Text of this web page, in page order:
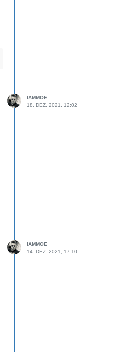
IAMMOE
18. DEZ. 2021, 12:02
IAMMOE
14. DEZ. 2021, 17:10